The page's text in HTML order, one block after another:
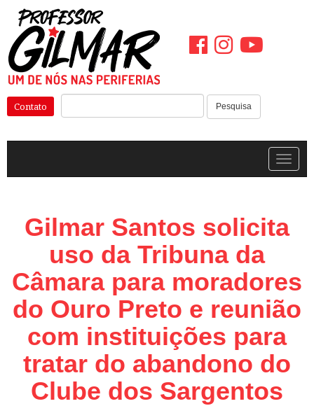
Pular
para
o
conteúdo
Pesquisa
Contato
Gilmar Santos solicita
uso da Tribuna da
Câmara para moradores
do Ouro Preto e reunião
com instituições para
tratar do abandono do
Clube dos Sargentos